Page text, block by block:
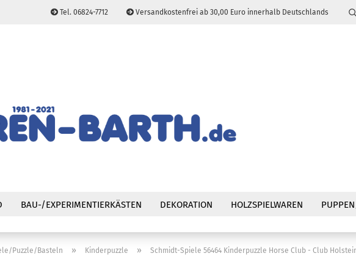
Tel. 06824-7712 Versandkostenfrei ab 30,00 Euro innerhalb Deutschlands
Passwort
BAU-/EXPERIMENTIERKÄSTEN DEKORATION HOLZSPIELWAREN
Puzzle/Basteln » Kinderpuzzle » Schmidt-Spiele 56464 Kinderpuzzle Horse Club - Club